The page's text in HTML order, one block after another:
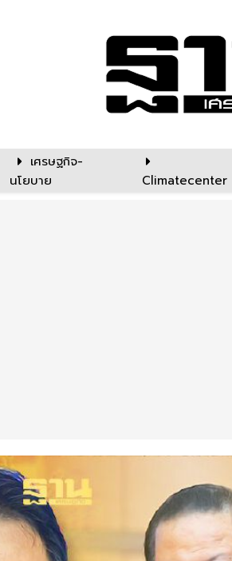
เศรษฐกิจ-
นโยบาย
Climatecenter